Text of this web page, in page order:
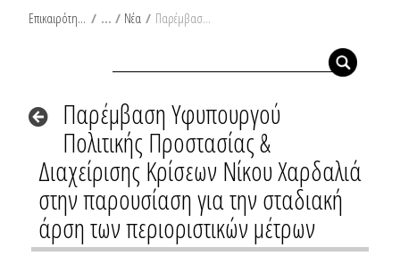
Επικαιρότητα / Νέα / Παρέμβαση Υφυπουργού Πολιτικής Προστασίας & Διαχείρισης Κρίσεων Νίκου Χαρδαλιά στην παρουσίαση για την σταδιακή άρση των περιοριστικών μέτρων
Παρέμβαση Υφυπουργού
Πολιτικής Προστασίας &
Διαχείρισης Κρίσεων Νίκου Χαρδαλιά
στην παρουσίαση για την σταδιακή
άρση των περιοριστικών μέτρων